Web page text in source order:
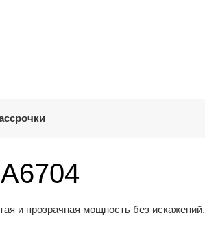
и прозрачная мощность без искажений.